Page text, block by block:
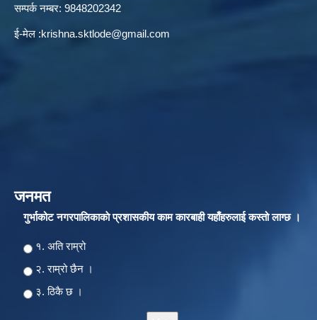
सम्पर्क नम्बर: 9848202342
ई-मेल :krishna.sktlode@gmail.com
जनमत
गुर्भाकोट नगरपालिकाकाे प्रशासकीय काम कारबाही यहाँहरुलाई कस्तो लाग्छ ।
Choices
१. अति राम्रो
२‍‍. राम्रो छैन ।
३. ठिकै छ ।